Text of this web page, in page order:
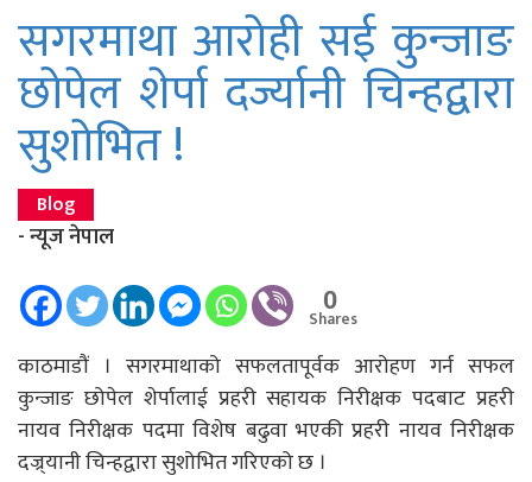
सगरमाथा आरोही सई कुन्जाङ
छोपेल शेर्पा दर्ज्यानी चिन्हद्वारा
सुशोभित !
Blog
- न्यूज नेपाल
0
Shares
काठमाडौं । सगरमाथाको सफलतापूर्वक आरोहण गर्न सफल
कुन्जाङ छोपेल शेर्पालाई प्रहरी सहायक निरीक्षक पदबाट प्रहरी
नायव निरीक्षक पदमा विशेष बढुवा भएकी प्रहरी नायव निरीक्षक
दज्र्यानी चिन्हद्वारा सुशोभित गरिएको छ ।